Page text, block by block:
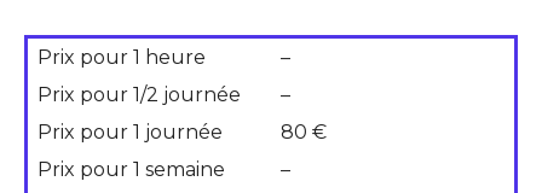
Prix pour 1 heure
–
Prix pour 1/2 journée
–
Prix pour 1 journée
80 €
Prix pour 1 semaine
–